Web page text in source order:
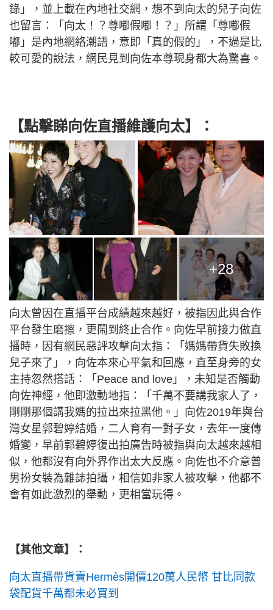
錄」，並上載在內地社交網，想不到向太的兒子向佐
也留言：「向太！？尊嘟假嘟！？」所謂「尊嘟假
嘟」是內地網絡潮語，意即「真的假的」，不過是比
較可愛的說法，網民見到向佐本尊現身都大為驚喜。
【點擊睇向佐直播維護向太】：
+28
向太曾因在直播平台成績越來越好，被指因此與合作
平台發生磨擦，更鬧到終止合作。向佐早前接力做直
播時，因有網民惡評攻擊向太指：「媽媽帶貨失敗換
兒子來了」，向佐本來心平氣和回應，直至身旁的女
主持忽然搭話：「Peace and love」，未知是否觸動
向佐神經，他即激動地指：「千萬不要講我家人了，
剛剛那個講我媽的拉出來拉黑他。」向佐2019年與台
灣女星郭碧婷結婚，二人育有一對子女，去年一度傳
婚變，早前郭碧婷復出拍廣告時被指與向太越來越相
似，他都沒有向外界作出太大反應。向佐也不介意曾
男扮女裝為雜誌拍攝，相信如非家人被攻擊，他都不
會有如此激烈的舉動，更相當玩得。
【其他文章】：
向太直播帶貨賣Hermès開價120萬人民幣 甘比同款
袋配貨千萬都未必買到